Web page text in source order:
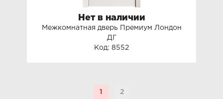
Нет в наличии
Межкомнатная дверь Премиум Лондон
ДГ
Код: 8552
1 2